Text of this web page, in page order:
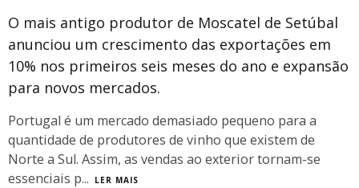
O mais antigo produtor de Moscatel de Setúbal
anunciou um crescimento das exportações em
10% nos primeiros seis meses do ano e expansão
para novos mercados.
Portugal é um mercado demasiado pequeno para a
quantidade de produtores de vinho que existem de
Norte a Sul. Assim, as vendas ao exterior tornam-se
essenciais p... LER MAIS